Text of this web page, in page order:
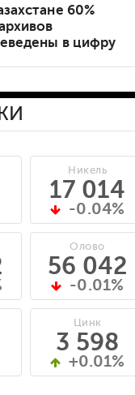
60%
в цифру
Никель
17 014
-0.04%
Олово
56 042
-0.01%
Цинк
3 598
+0.01%